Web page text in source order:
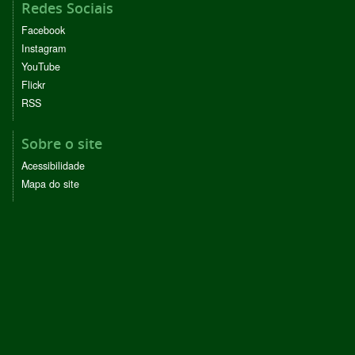
Redes Sociais
Facebook
Instagram
YouTube
Flickr
RSS
Sobre o site
Acessibilidade
Mapa do site